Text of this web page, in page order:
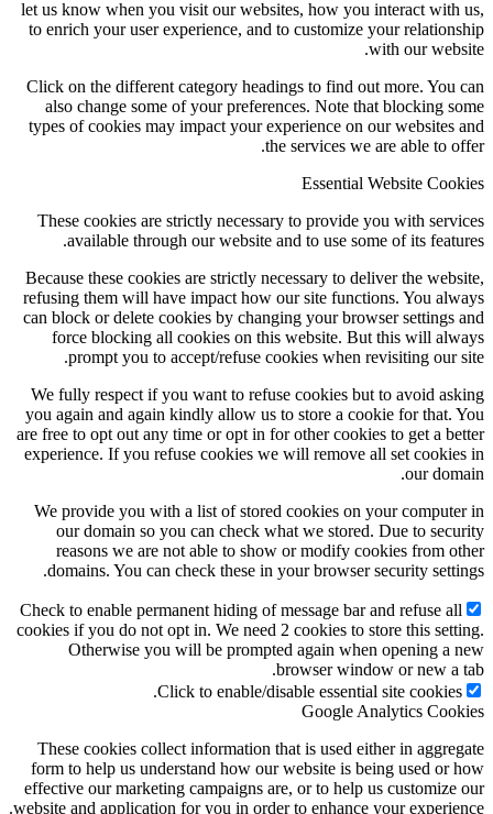
let us know when you visit our websites, how you interact
to enrich your user experience, and to customize your
with our
Click on the different category headings to find out more. You
also change some of your preferences. Note that blocking
types of cookies may impact your experience on our websites
the services we are able to
Essential Website
These cookies are strictly necessary to provide you with
available through our website and to use some of its
Because these cookies are strictly necessary to deliver the
refusing them will have impact how our site functions. You
can block or delete cookies by changing your browser settings
force blocking all cookies on this website. But this will
prompt you to accept/refuse cookies when revisiting our
We fully respect if you want to refuse cookies but to avoid
you again and again kindly allow us to store a cookie for that.
are free to opt out any time or opt in for other cookies to get a
experience. If you refuse cookies we will remove all set
our
We provide you with a list of stored cookies on your
our domain so you can check what we stored. Due to
reasons we are not able to show or modify cookies from
domains. You can check these in your browser security
Check to enable permanent hiding of message bar and refuse
cookies if you do not opt in. We need 2 cookies to store this
Otherwise you will be prompted again when opening a
browser window or new a
Click to enable/disable essential site
Google Analytics
These cookies collect information that is used either in
form to help us understand how our website is being used or
effective our marketing campaigns are, or to help us
website and application for you in order to enhance your